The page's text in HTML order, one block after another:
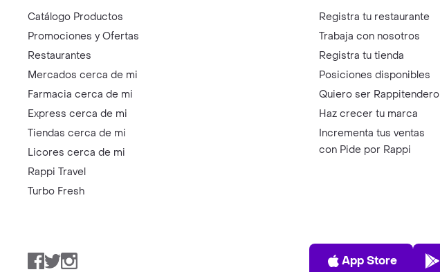
Catálogo Productos
Promociones y Ofertas
Restaurantes
Mercados cerca de mi
Farmacia cerca de mi
Express cerca de mi
Tiendas cerca de mi
Licores cerca de mi
Rappi Travel
Turbo Fresh
Registra tu restaurante
Trabaja con nosotros
Registra tu tienda
Posiciones disponibles
Quiero ser Rappitendero
Haz crecer tu marca
Incrementa tus ventas
con Pide por Rappi
Facebook
TwitterInstagram
App Store
App Store